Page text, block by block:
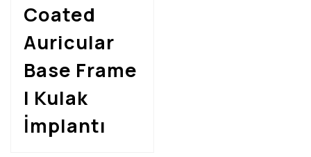
Coated
Auricular
Base Frame
| Kulak
İmplantı